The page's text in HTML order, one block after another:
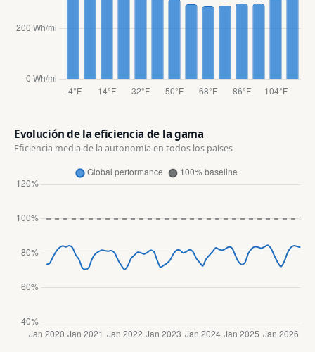
Evolución de la eficiencia de la gama
Eficiencia media de la autonomía en todos los países